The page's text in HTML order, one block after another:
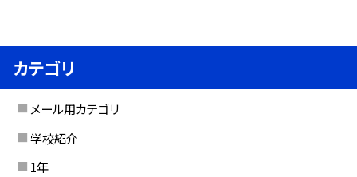
カテゴリ
メール用カテゴリ
学校紹介
1年